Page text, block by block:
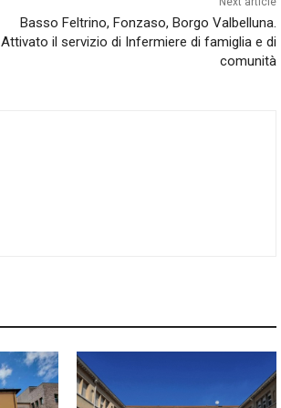
Basso Feltrino, Fonzaso, Borgo Valbelluna.
Attivato il servizio di Infermiere di famiglia e di
comunità